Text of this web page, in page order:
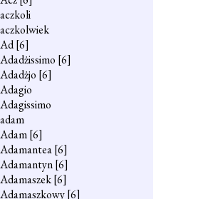
aczkoli
aczkolwiek
Ad[6]
Adadżissimo [6]
Adadżjo [6]
Adagio
Adagissimo
adam
Adam[6]
Adamantea[6]
Adamantyn[6]
Adamaszek[6]
Adamaszkowy[6]